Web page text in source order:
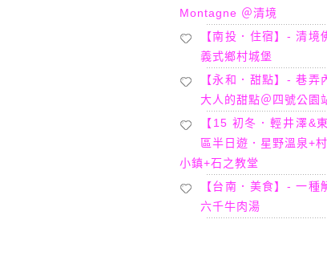
Montagne ＠清境
【南投．住宿】- 清境
義式鄉村城堡
【永和．甜點】- 巷弄
大人的甜點＠四號公園
【15 初冬．輕井澤&
區半日遊．星野溫泉+
小鎮+石之教堂
【台南．美食】- 一種
六千牛肉湯